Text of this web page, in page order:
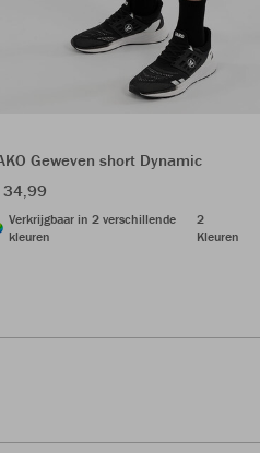
Geweven short Dynamic
Verkrijgbaar in 2 verschillende
kleuren
2
Kleuren